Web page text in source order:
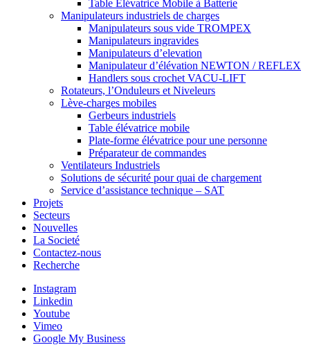
Table Élévatrice Mobile à Batterie
Manipulateurs industriels de charges
Manipulateurs sous vide TROMPEX
Manipulateurs ingravides
Manipulateurs d’elevation
Manipulateur d’élévation NEWTON / REFLEX
Handlers sous crochet VACU-LIFT
Rotateurs, l’Onduleurs et Niveleurs
Lève-charges mobiles
Gerbeurs industriels
Table élévatrice mobile
Plate-forme élévatrice pour une personne
Préparateur de commandes
Ventilateurs Industriels
Solutions de sécurité pour quai de chargement
Service d’assistance technique – SAT
Projets
Secteurs
Nouvelles
La Societé
Contactez-nous
Recherche
Instagram
Linkedin
Youtube
Vimeo
Google My Business